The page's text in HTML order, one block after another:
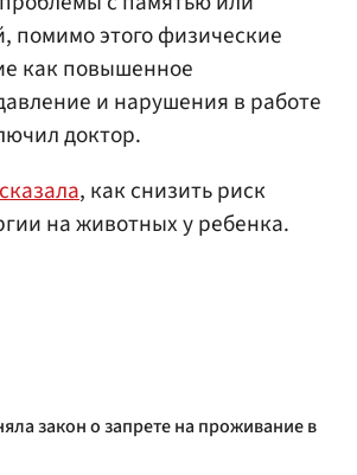
помимо этого физические
как повышенное
и нарушения в работе
доктор.
, как снизить риск
на животных у ребенка.
закон о запрете на проживание в